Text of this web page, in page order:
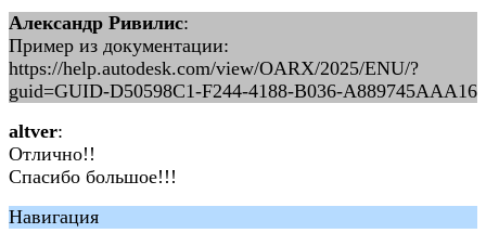
Александр Ривилис:
Пример из документации:
https://help.autodesk.com/view/OARX/2025/ENU/?
guid=GUID-D50598C1-F244-4188-B036-A889745AAA16
altver:
Отлично!!
Спасибо большое!!!
Навигация